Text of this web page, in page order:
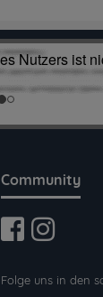
Community
Folge uns in den